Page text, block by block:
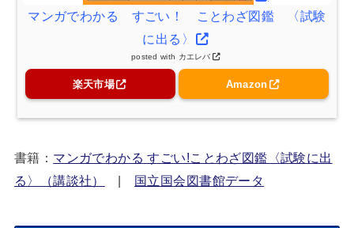
マンガでわかる すごい！ ことわざ図鑑 〈試験
に出る〉
posted with カエレバ
楽天市場 Amazon
書籍： マンガでわかる すごい!ことわざ図鑑〈試験に出
る〉（講談社）
国立国会図書館データ